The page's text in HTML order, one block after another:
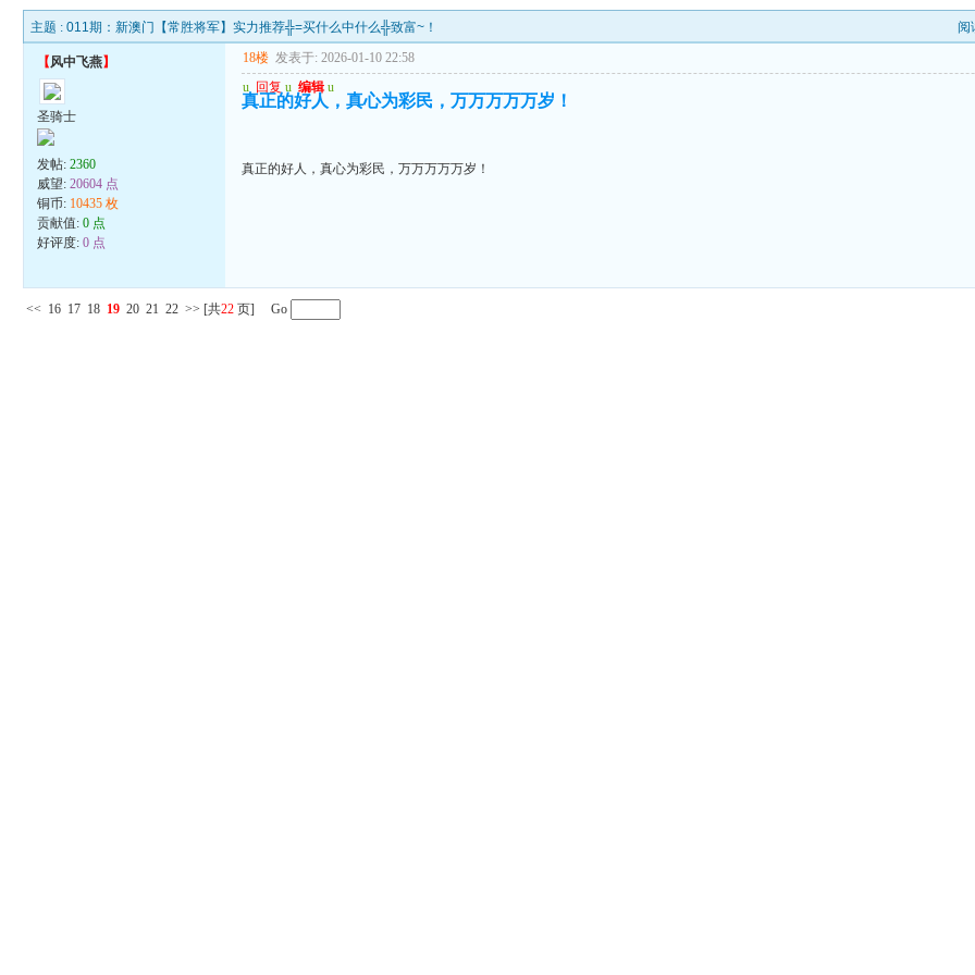
主题 :011期：新澳门【常胜将军】实力推荐╬=买什么中什么╬致富~！ 阅
【风中飞燕】
圣骑士
发帖:2360
威望:20604 点
铜币: 10435 枚
贡献值:0 点
好评度:0 点
18楼 发表于: 2026-01-10 22:58
u 回复 u 编辑 u
真正的好人，真心为彩民，万万万万万岁！
真正的好人，真心为彩民，万万万万万岁！
<< 16 17 18 19 20 21 22 >> [共22 页] Go